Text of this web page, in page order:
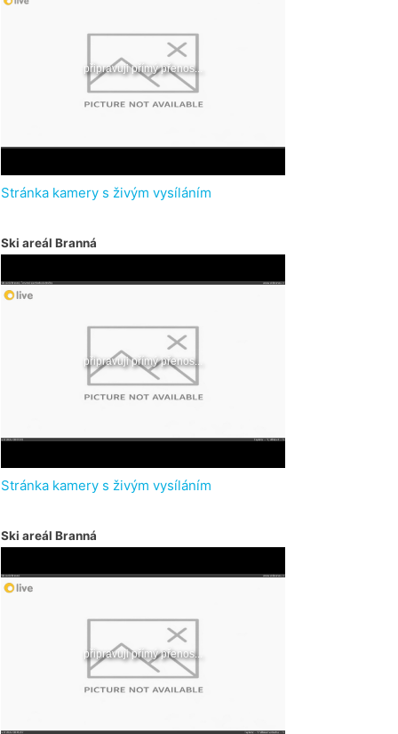
Stránka kamery s živým vysíláním
Ski areál Branná
Stránka kamery s živým vysíláním
Ski areál Branná